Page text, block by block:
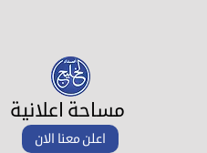
مساحة اعلانية
اعلن معنا الان